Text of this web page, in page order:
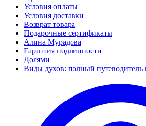
Условия оплаты
Условия доставки
Возврат товара
Подарочные сертификаты
Алина Мурадова
Гарантия подлинности
Долями
Виды духов: полный